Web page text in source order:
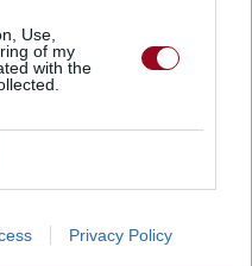
Use,
of my
with the
Privacy Policy